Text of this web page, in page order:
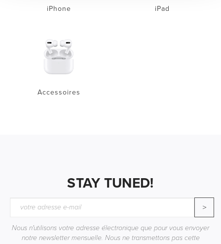
iPhone iPad
Accessoires
STAY TUNED!
>
Nous n'utilisons votre adresse électronique que pour vous envoyer
notre newsletter mensuelle. Nous ne transmettons pas cette